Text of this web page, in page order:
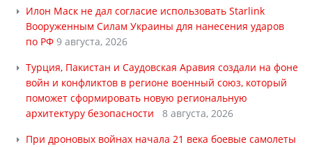
Илон Маск не дал согласие использовать Starlink
Вооруженным Силам Украины для нанесения ударов
по РФ 9 августа, 2026
Турция, Пакистан и Саудовская Аравия создали на фоне
войн и конфликтов в регионе военный союз, который
поможет сформировать новую региональную
архитектуру безопасности
8 августа, 2026
При дроновых войнах начала 21 века боевые самолеты